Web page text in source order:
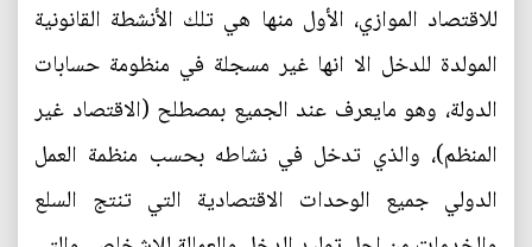
للاقتصاد الموازي، الأول منها هي تلك الأنشطة القانونية
المولدة للدخل الا انها غير مسجلة في منظومة حسابات
الدولة، وهو مايعرف عند الجميع بمصطلح (الاقتصاد غير
المنظم)، والذي تدخل في نشاطه بحسب منظمة العمل
الدولي جميع الوحدات الاقتصادية التي تنتج السلع